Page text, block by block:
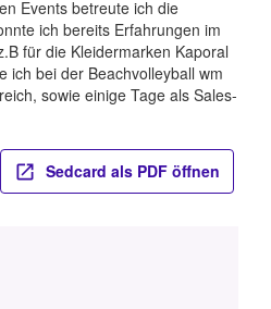
Events betreute ich die
ich bereits Erfahrungen im
für die Kleidermarken Kaporal
ich bei der Beachvolleyball wm
sowie einige Tage als Sales-
Sedcard als PDF öffnen